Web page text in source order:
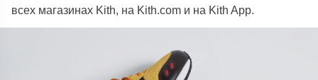
всех магазинах Kith, на Kith.com и на Kith App.